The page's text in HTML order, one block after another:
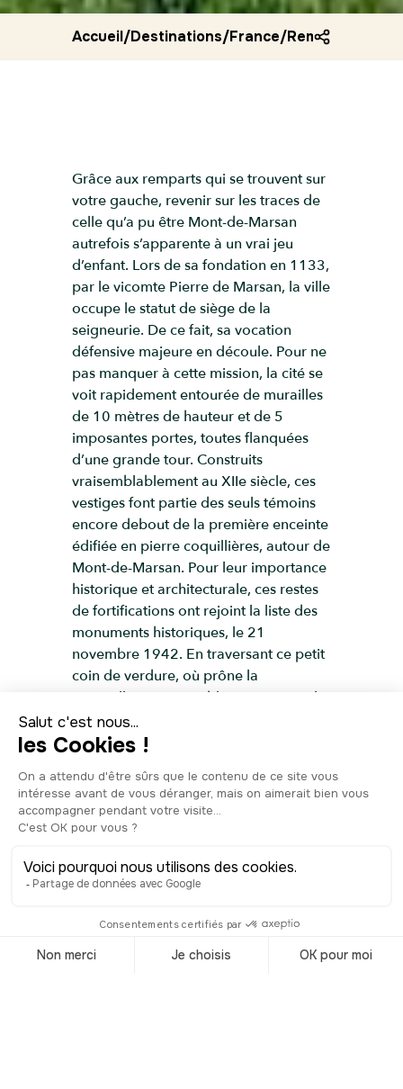
Accueil/Destinations/France/Remparts et
Grâce aux remparts qui se trouvent sur
votre gauche, revenir sur les traces de
celle qu’a pu être Mont-de-Marsan
autrefois s’apparente à un vrai jeu
d’enfant. Lors de sa fondation en 1133,
par le vicomte Pierre de Marsan, la ville
occupe le statut de siège de la
seigneurie. De ce fait, sa vocation
défensive majeure en découle. Pour ne
pas manquer à cette mission, la cité se
voit rapidement entourée de murailles
de 10 mètres de hauteur et de 5
imposantes portes, toutes flanquées
d’une grande tour. Construits
vraisemblablement au XIIe siècle, ces
vestiges font partie des seuls témoins
encore debout de la première enceinte
édifiée en pierre coquillières, autour de
Mont-de-Marsan. Pour leur importance
historique et architecturale, ces restes
de fortifications ont rejoint la liste des
monuments historiques, le 21
novembre 1942. En traversant ce petit
coin de verdure, où prône la
tranquillité, on en oublierait presque la
portée historique qui se cache derrière
la promenade du 21 août 1944.
d’histoire. Il y a plus de 75 ans, alors
que l’occupation allemande fait force
sur la ville, des résistants locaux font
Sous la pression, l’ennemi finit par se
retrancher et très vite les habitants
Malheureusement, la joie collective ne